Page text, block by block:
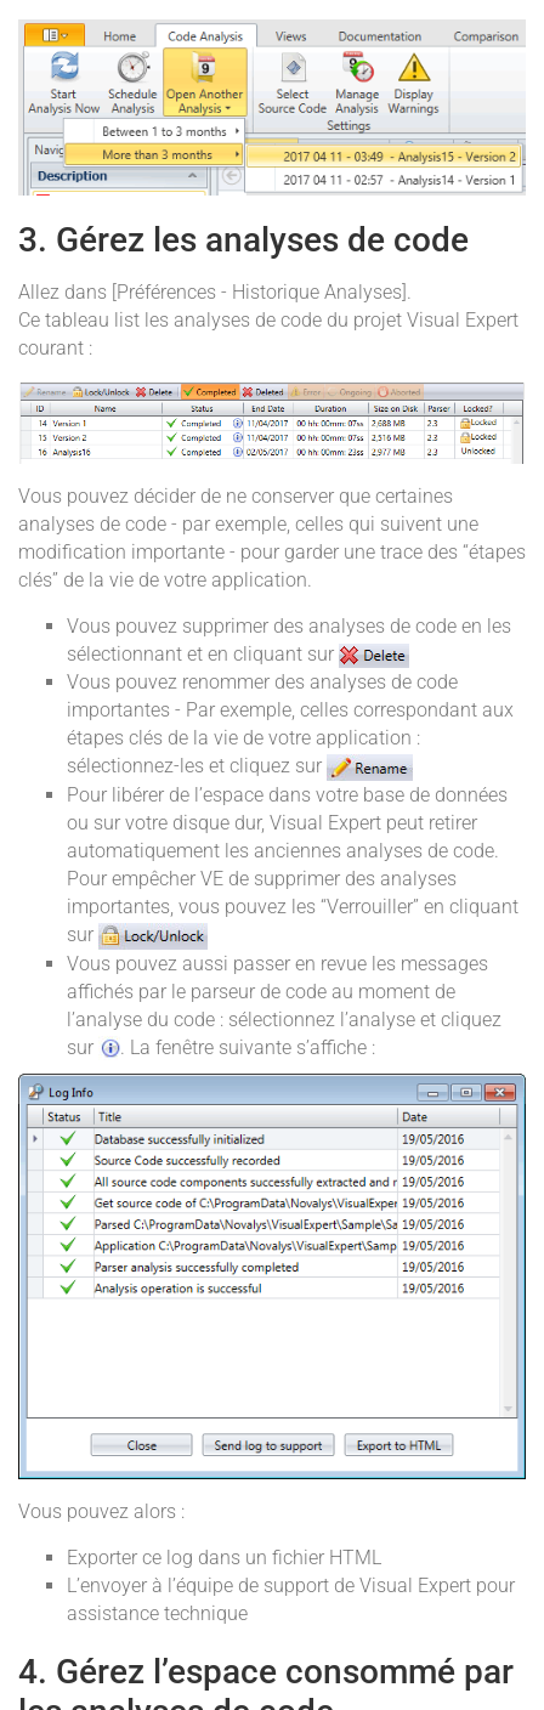
3. Gérez les analyses de code
Allez dans [Préférences - Historique Analyses].
Ce tableau list les analyses de code du projet Visual Expert
courant :
Vous pouvez décider de ne conserver que certaines
analyses de code - par exemple, celles qui suivent une
modification importante - pour garder une trace des “étapes
clés” de la vie de votre application.
Vous pouvez supprimer des analyses de code en les
sélectionnant et en cliquant sur
Vous pouvez renommer des analyses de code
importantes - Par exemple, celles correspondant aux
étapes clés de la vie de votre application :
sélectionnez-les et cliquez sur
Pour libérer de l’espace dans votre base de données
ou sur votre disque dur, Visual Expert peut retirer
automatiquement les anciennes analyses de code.
Pour empêcher VE de supprimer des analyses
importantes, vous pouvez les “Verrouiller” en cliquant
sur
Vous pouvez aussi passer en revue les messages
affichés par le parseur de code au moment de
l’analyse du code : sélectionnez l’analyse et cliquez
sur
. La fenêtre suivante s’affiche :
Vous pouvez alors :
Exporter ce log dans un fichier HTML
L’envoyer à l’équipe de support de Visual Expert pour
assistance technique
4. Gérez l’espace consommé par